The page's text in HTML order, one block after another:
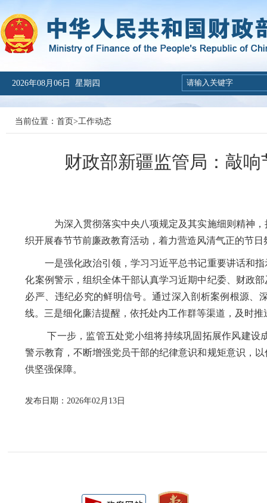
2026年08月06日 星期四
当前位置： 首页>工作动态
财政部新疆监管局：敲
为深入贯彻落实中央八项规定及其实施细则精神，
织开展春节节前廉政教育活动，着力营造风清气正的节
一是强化政治引领，学习习近平总书记重要讲话和指
化案例警示，组织全体干部认真学习近期中纪委、财政
必严、违纪必究的鲜明信号。通过深入剖析案例根源、
线。三是细化廉洁提醒，依托处内工作群等渠道，及时
下一步，监管五处党小组将持续巩固拓展作风建设
警示教育，不断增强党员干部的纪律意识和规矩意识，
供坚强保障。
发布日期：2026年02月13日